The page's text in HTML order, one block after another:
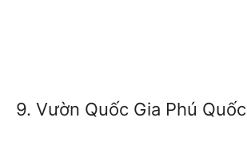
9. Vườn Quốc Gia Phú Quốc